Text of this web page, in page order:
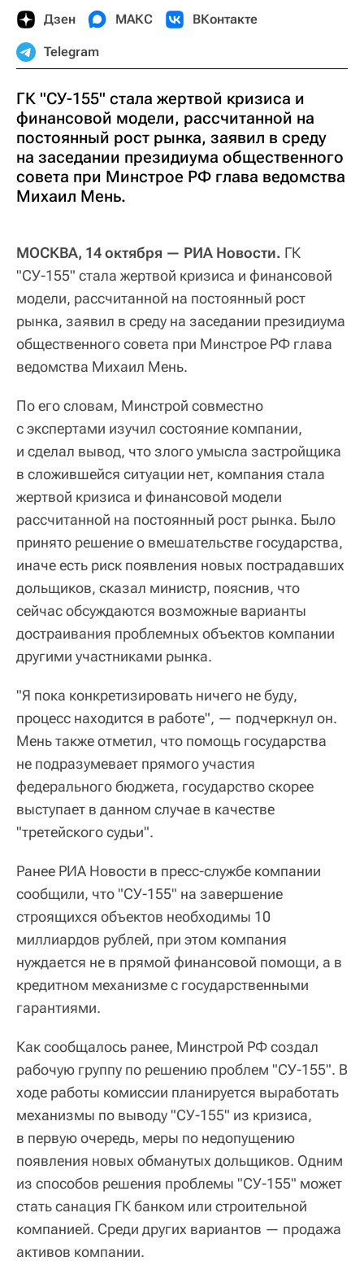
Дзен МАКС ВКонтакте
Telegram
ГК "СУ-155" стала жертвой кризиса и
финансовой модели, рассчитанной на
постоянный рост рынка, заявил в среду
на заседании президиума общественного
совета при Минстрое РФ глава ведомства
Михаил Мень.
МОСКВА, 14 октября — РИА Новости. ГК
"СУ-155" стала жертвой кризиса и финансовой
модели, рассчитанной на постоянный рост
рынка, заявил в среду на заседании президиума
общественного совета при Минстрое РФ глава
ведомства Михаил Мень.
По его словам, Минстрой совместно
с экспертами изучил состояние компании,
и сделал вывод, что злого умысла застройщика
в сложившейся ситуации нет, компания стала
жертвой кризиса и финансовой модели
рассчитанной на постоянный рост рынка. Было
принято решение о вмешательстве государства,
иначе есть риск появления новых пострадавших
дольщиков, сказал министр, пояснив, что
сейчас обсуждаются возможные варианты
достраивания проблемных объектов компании
другими участниками рынка.
"Я пока конкретизировать ничего не буду,
процесс находится в работе", — подчеркнул он.
Мень также отметил, что помощь государства
не подразумевает прямого участия
федерального бюджета, государство скорее
выступает в данном случае в качестве
"третейского судьи".
Ранее РИА Новости в пресс-службе компании
сообщили, что "СУ-155" на завершение
строящихся объектов необходимы 10
миллиардов рублей, при этом компания
нуждается не в прямой финансовой помощи, а в
кредитном механизме с государственными
гарантиями.
Как сообщалось ранее, Минстрой РФ создал
рабочую группу по решению проблем "СУ-155". В
ходе работы комиссии планируется выработать
механизмы по выводу "СУ-155" из кризиса,
в первую очередь, меры по недопущению
появления новых обманутых дольщиков. Одним
из способов решения проблемы "СУ-155" может
стать санация ГК банком или строительной
компанией. Среди других вариантов — продажа
активов компании.